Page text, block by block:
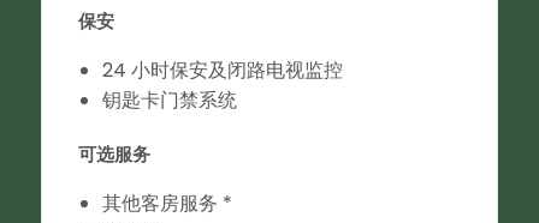
保安
24 小时保安及闭路电视监控
钥匙卡门禁系统
可选服务
其他客房服务 *